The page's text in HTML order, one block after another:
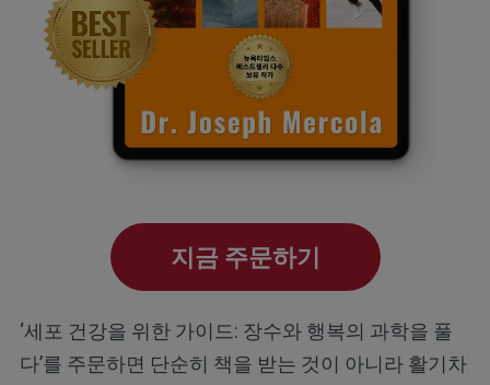
지금 주문하기
‘세포 건강을 위한 가이드: 장수와 행복의 과학을 풀
다’를 주문하면 단순히 책을 받는 것이 아니라 활기차